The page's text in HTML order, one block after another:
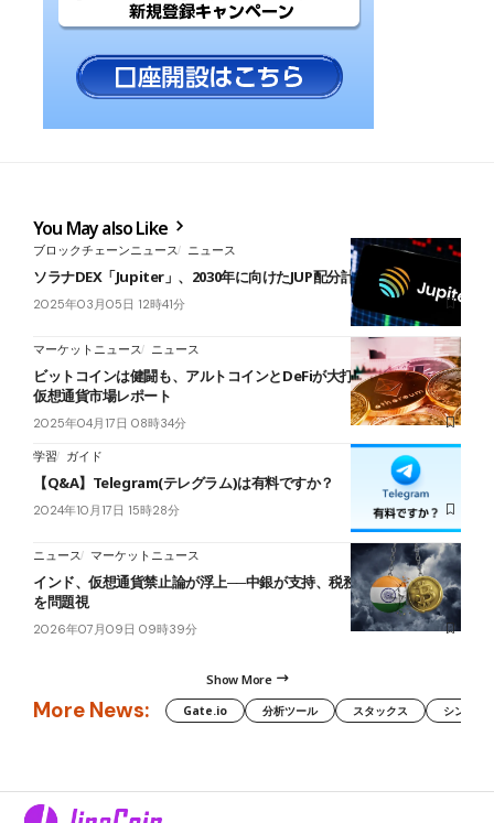
You May also Like
ブロックチェーンニュース ニュース
ソラナDEX「Jupiter」、2030年に向けたJUP配分計画を発表
2025年03月05日 12時41分
マーケットニュース ニュース
ビットコインは健闘も、アルトコインとDeFiが大打撃──2025年Q1
仮想通貨市場レポート
2025年04月17日 08時34分
学習 ガイド
【Q&A】Telegram(テレグラム)は有料ですか？
2024年10月17日 15時28分
ニュース マーケットニュース
インド、仮想通貨禁止論が浮上──中銀が支持、税務当局は課税逃れ
を問題視
2026年07月09日 09時39分
Show More
More News: Gate.io 分析ツール スタックス シンボル